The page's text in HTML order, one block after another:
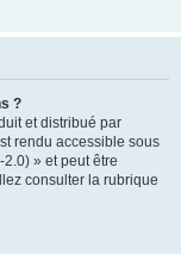
?
et distribué par
rendu accessible sous
» et peut être
consulter la rubrique